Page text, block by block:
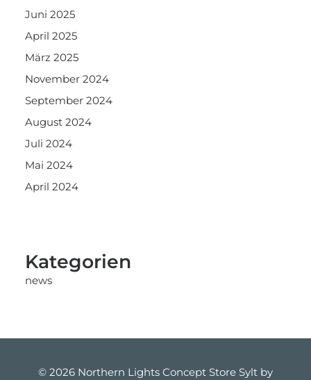
Juni 2025
April 2025
März 2025
November 2024
September 2024
August 2024
Juli 2024
Mai 2024
April 2024
Kategorien
news
© 2026 Northern Lights Concept Store Sylt by